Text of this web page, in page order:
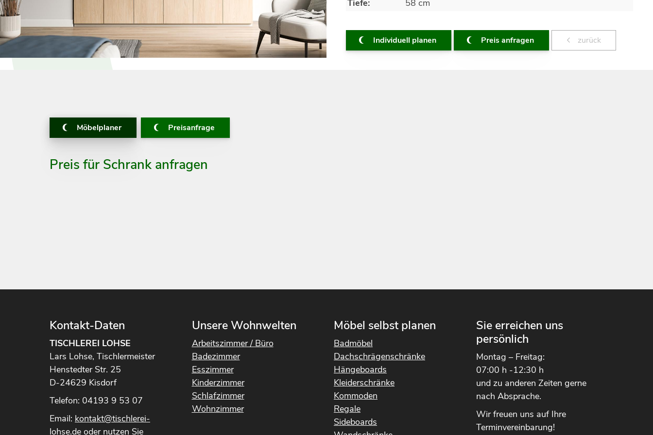
Tiefe: 58 cm
Individuell planen Preis anfragen zurück
Möbelplaner Preisanfrage
Preis für Schrank anfragen
Kontakt-Daten
TISCHLEREI LOHSE
Lars Lohse, Tischlermeister
Henstedter Str. 25
D-24629 Kisdorf
Telefon: 04193 9 53 07
Email: kontakt@tischlerei-
lohse.de oder nutzen Sie
Unsere Wohnwelten
Arbeitszimmer / Büro
Badezimmer
Esszimmer
Kinderzimmer
Schlafzimmer
Wohnzimmer
Möbel selbst planen
Badmöbel
Dachschrägenschränke
Hängeboards
Kleiderschränke
Kommoden
Regale
Sideboards
Sie erreichen uns
persönlich
Montag – Freitag:
07:00 h -12:30 h
und zu anderen Zeiten gerne
nach Absprache.
Wir freuen uns auf Ihre
Terminvereinbarung!